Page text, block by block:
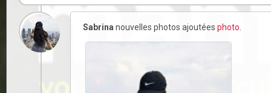
Sabrina nouvelles photos ajoutées photo